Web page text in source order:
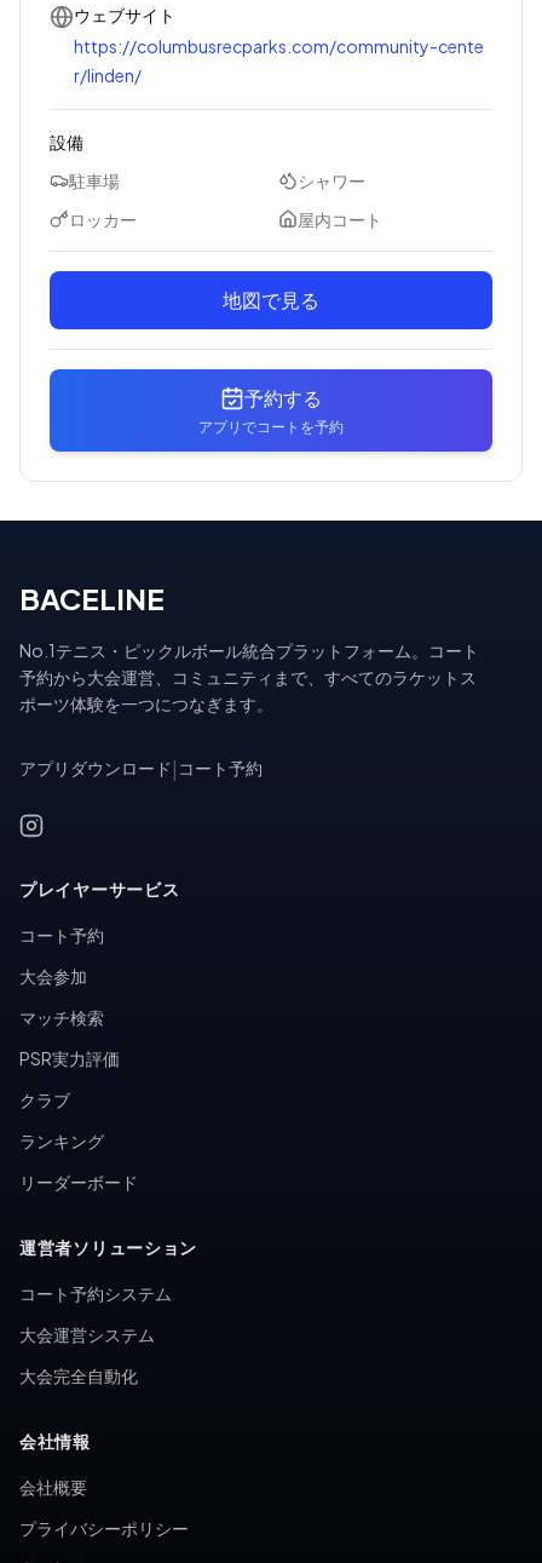
ウェブサイト
https://columbusrecparks.com/community-cente
r/linden/
設備
駐車場
シャワー
ロッカー
屋内コート
地図で見る
予約する
アプリでコートを予約
BACELINE
No.1テニス・ピックルボール統合プラットフォーム。コート
予約から大会運営、コミュニティまで、すべてのラケットス
ポーツ体験を一つにつなぎます。
アプリダウンロード コート予約
プレイヤーサービス
コート予約
大会参加
マッチ検索
PSR実力評価
クラブ
ランキング
リーダーボード
運営者ソリューション
コート予約システム
大会運営システム
大会完全自動化
会社情報
会社概要
プライバシーポリシー